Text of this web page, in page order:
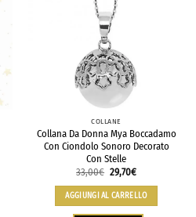
COLLANE
Collana Da Donna Mya Boccadamo
Con Ciondolo Sonoro Decorato
Con Stelle
33,00€ 29,70€
AGGIUNGI AL CARRELLO